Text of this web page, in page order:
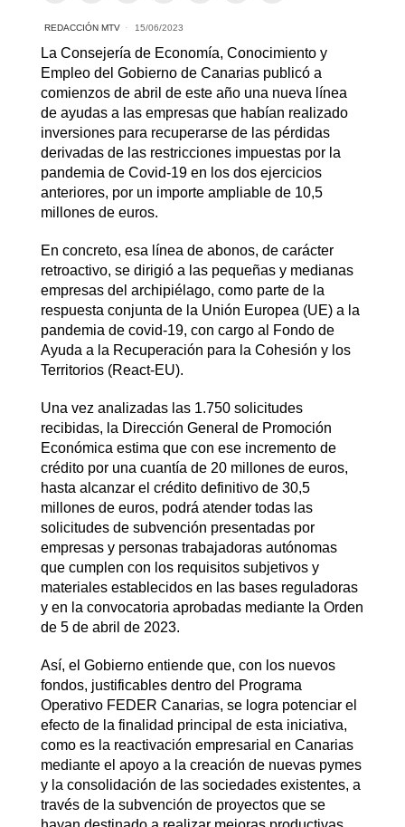
REDACCIÓN MTV 15/06/2023
La Consejería de Economía, Conocimiento y
Empleo del Gobierno de Canarias publicó a
comienzos de abril de este año una nueva línea
de ayudas a las empresas que habían realizado
inversiones para recuperarse de las pérdidas
derivadas de las restricciones impuestas por la
pandemia de Covid-19 en los dos ejercicios
anteriores, por un importe ampliable de 10,5
millones de euros.
En concreto, esa línea de abonos, de carácter
retroactivo, se dirigió a las pequeñas y medianas
empresas del archipiélago, como parte de la
respuesta conjunta de la Unión Europea (UE) a la
pandemia de covid-19, con cargo al Fondo de
Ayuda a la Recuperación para la Cohesión y los
Territorios (React-EU).
Una vez analizadas las 1.750 solicitudes
recibidas, la Dirección General de Promoción
Económica estima que con ese incremento de
crédito por una cuantía de 20 millones de euros,
hasta alcanzar el crédito definitivo de 30,5
millones de euros, podrá atender todas las
solicitudes de subvención presentadas por
empresas y personas trabajadoras autónomas
que cumplen con los requisitos subjetivos y
materiales establecidos en las bases reguladoras
y en la convocatoria aprobadas mediante la Orden
de 5 de abril de 2023.
Así, el Gobierno entiende que, con los nuevos
fondos, justificables dentro del Programa
Operativo FEDER Canarias, se logra potenciar el
efecto de la finalidad principal de esta iniciativa,
como es la reactivación empresarial en Canarias
mediante el apoyo a la creación de nuevas pymes
y la consolidación de las sociedades existentes, a
través de la subvención de proyectos que se